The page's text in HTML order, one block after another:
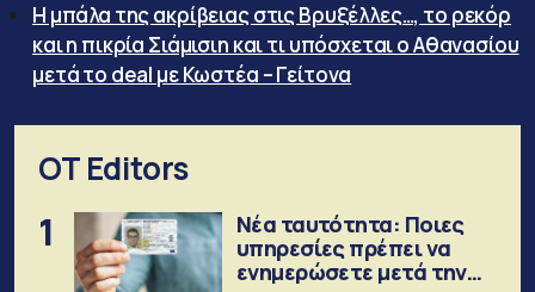
Η μπάλα της ακρίβειας στις Βρυξέλλες…, το ρεκόρ
και η πικρία Σιάμισιη και τι υπόσχεται ο Αθανασίου
μετά το deal με Κωστέα – Γείτονα
OT Editors
1
Νέα ταυτότητα: Ποιες
υπηρεσίες πρέπει να
ενημερώσετε μετά την